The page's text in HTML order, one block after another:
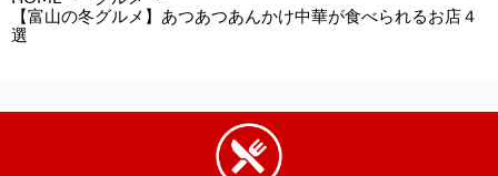
【富山の冬グルメ】あつあつあんかけ中華が食べられるお店４
選